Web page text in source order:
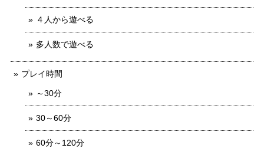
４人から遊べる
多人数で遊べる
プレイ時間
～30分
30～60分
60分～120分